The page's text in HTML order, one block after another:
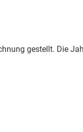
gestellt. Die